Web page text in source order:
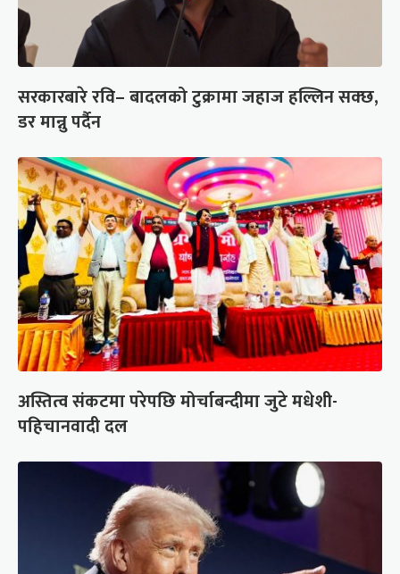
सरकारबारे रवि– बादलको टुक्रामा जहाज हल्लिन सक्छ,
डर मान्नु पर्दैन
अस्तित्व संकटमा परेपछि मोर्चाबन्दीमा जुटे मधेशी-
पहिचानवादी दल